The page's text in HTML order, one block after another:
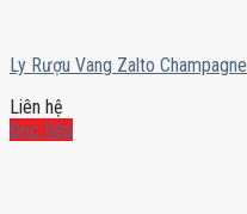
Ly Rượu Vang Zalto Champagne
Liên hệ
Đọc tiếp